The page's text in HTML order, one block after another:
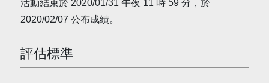
活動結束於 2020/01/31 午夜 11 時 59 分，於
2020/02/07 公布成績。
評估標準